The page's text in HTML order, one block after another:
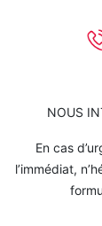
NOUS
En cas
l’immédiat,